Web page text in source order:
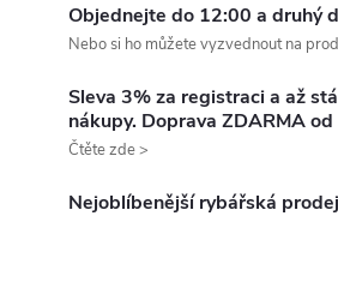
Objednejte do 12:00 a druhý
Nebo si ho můžete vyzvednout na
Sleva 3% za registraci a až
nákupy. Doprava ZDARMA
Čtěte zde >
Nejoblíbenější rybářská